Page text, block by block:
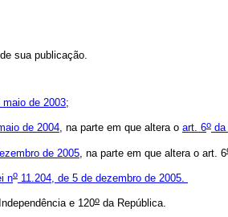
sua publicação.
maio de 2003;
de 2004, na parte em que altera o art. 6o da
de 2005 , na parte em que altera o art. 6
no 11.204, de 5 de dezembro de 2005.
e 120o da República.